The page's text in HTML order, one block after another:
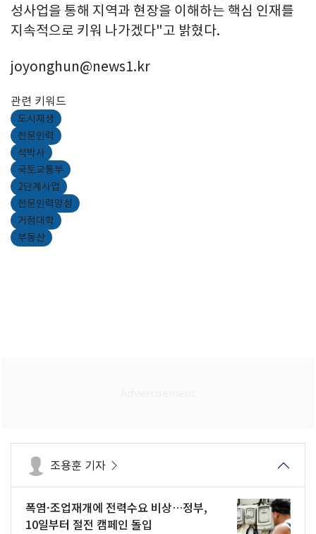
성사업을 통해 지역과 현장을 이해하는 핵심 인재를
지속적으로 키워 나가겠다"고 밝혔다.
joyonghun@news1.kr
관련 키워드
도시재생
전문인력
석박사
국토교통부
2단계사업
전문인력양성
거점대학
부동산
조용훈 기자
폭염·조업재개에 전력수요 비상…정부,
10일부터 절전 캠페인 돌입